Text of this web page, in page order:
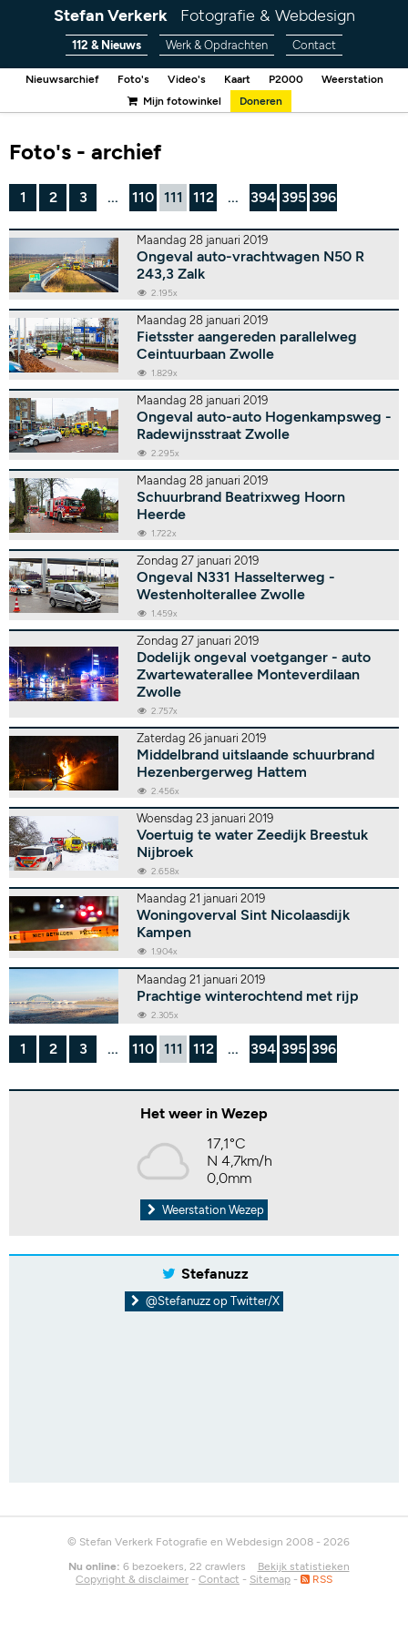
Stefan Verkerk Fotografie & Webdesign
112 & Nieuws Werk & Opdrachten Contact
Nieuwsarchief Foto's Video's Kaart P2000
Weerstation
Mijn fotowinkel
Doneren
Foto's - archief
1 2 3 ... 110 111 112 ... 394 395 396
Maandag 28 januari 2019
Ongeval auto-vrachtwagen N50 R
243,3 Zalk
2.195x
Maandag 28 januari 2019
Fietsster aangereden parallelweg
Ceintuurbaan Zwolle
1.829x
Maandag 28 januari 2019
Ongeval auto-auto Hogenkampsweg -
Radewijnsstraat Zwolle
2.295x
Maandag 28 januari 2019
Schuurbrand Beatrixweg Hoorn
Heerde
1.722x
Zondag 27 januari 2019
Ongeval N331 Hasselterweg -
Westenholterallee Zwolle
1.459x
Zondag 27 januari 2019
Dodelijk ongeval voetganger - auto
Zwartewaterallee Monteverdilaan
Zwolle
2.757x
Zaterdag 26 januari 2019
Middelbrand uitslaande schuurbrand
Hezenbergerweg Hattem
2.456x
Woensdag 23 januari 2019
Voertuig te water Zeedijk Breestuk
Nijbroek
2.658x
Maandag 21 januari 2019
Woningoverval Sint Nicolaasdijk
Kampen
1.904x
Maandag 21 januari 2019
Prachtige winterochtend met rijp
2.305x
1 2 3 ... 110 111 112 ... 394 395 396
Het weer in Wezep
17,1°C
N 4,7km/h
0,0mm
Weerstation Wezep
Stefanuzz
@Stefanuzz op Twitter/X
© Stefan Verkerk Fotografie en Webdesign 2008 - 2026
Nu online: 6 bezoekers, 22 crawlers
Bekijk statistieken
Copyright & disclaimer - Contact - Sitemap - RSS